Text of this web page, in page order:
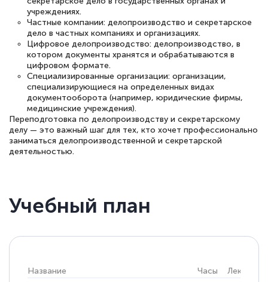
учреждениях.
Частные компании: делопроизводство и секретарское
дело в частных компаниях и организациях.
Цифровое делопроизводство: делопроизводство, в
котором документы хранятся и обрабатываются в
цифровом формате.
Специализированные организации: организации,
специализирующиеся на определенных видах
документооборота (например, юридические фирмы,
медицинские учреждения).
Переподготовка по делопроизводству и секретарскому
делу — это важный шаг для тех, кто хочет профессионально
заниматься делопроизводственной и секретарской
деятельностью.
Учебный план
Название Часы Лекции